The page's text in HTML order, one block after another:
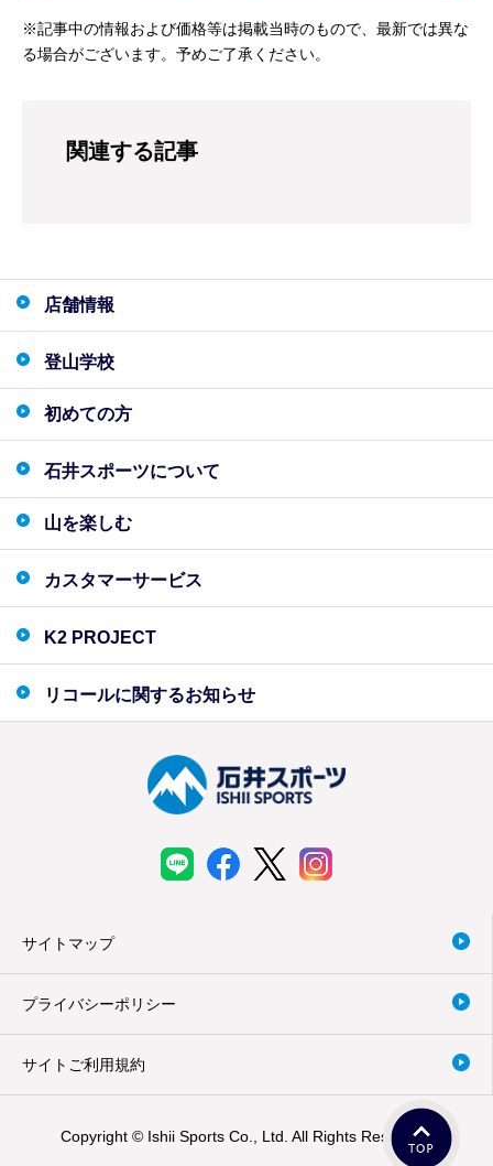
※記事中の情報および価格等は掲載当時のもので、最新では異な
る場合がございます。予めご了承ください。
関連する記事
店舗情報
登山学校
初めての方
石井スポーツについて
山を楽しむ
カスタマーサービス
K2 PROJECT
リコールに関するお知らせ
サイトマップ
プライバシーポリシー
サイトご利用規約
Copyright © Ishii Sports Co., Ltd. All Rights Reserved.